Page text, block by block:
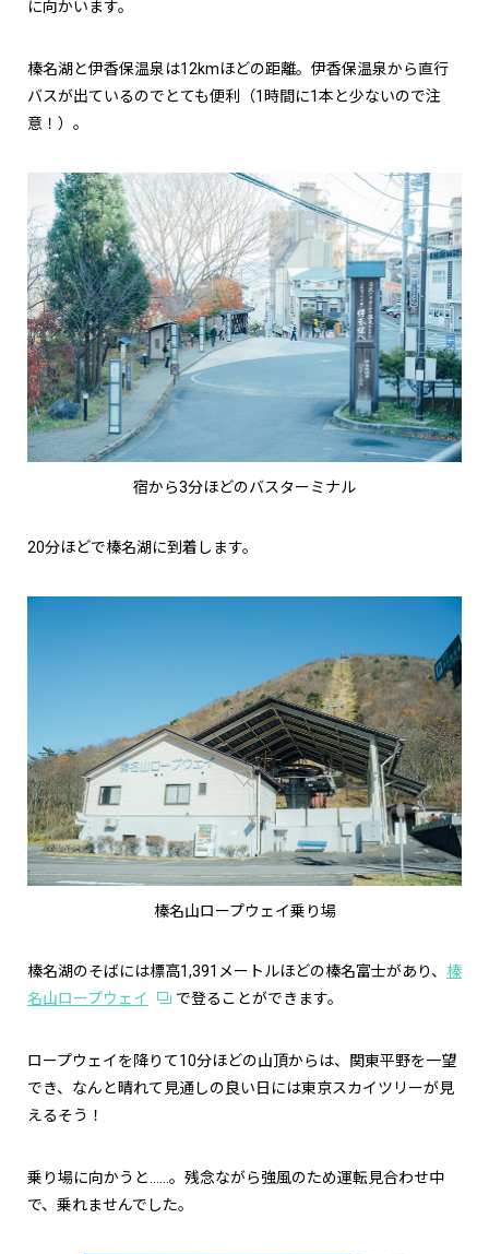
に向かいます。
榛名湖と伊香保温泉は12kmほどの距離。伊香保温泉から直行
バスが出ているのでとても便利（1時間に1本と少ないので注
意！）。
宿から3分ほどのバスターミナル
20分ほどで榛名湖に到着します。
榛名山ロープウェイ乗り場
榛名湖のそばには標高1,391メートルほどの榛名富士があり、 榛
名山ロープウェイ
で登ることができます。
ロープウェイを降りて10分ほどの山頂からは、関東平野を一望
でき、なんと晴れて見通しの良い日には東京スカイツリーが見
えるそう！
乗り場に向かうと……。残念ながら強風のため運転見合わせ中
で、乗れませんでした。